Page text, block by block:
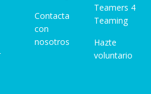
Contacta
con
nosotros
Teamers 4
Teaming
Hazte
voluntario